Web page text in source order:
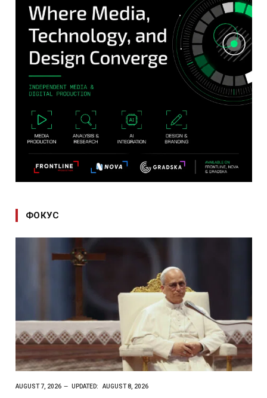
ФОКУС
AUGUST 7, 2026 UPDATED: AUGUST 8, 2026